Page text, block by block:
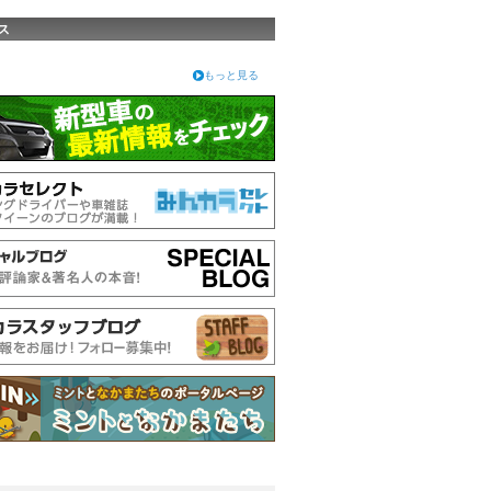
もっと見る